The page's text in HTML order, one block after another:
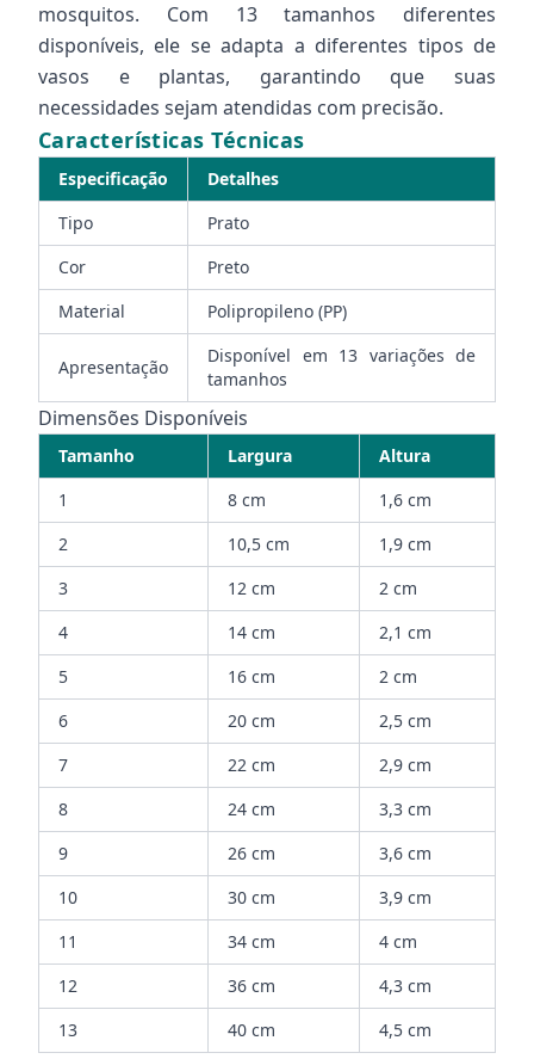
mosquitos. Com 13 tamanhos diferentes
disponíveis, ele se adapta a diferentes tipos de
vasos e plantas, garantindo que suas
necessidades sejam atendidas com precisão.
Características Técnicas
Especificação
Detalhes
Tipo
Prato
Cor
Preto
Material
Polipropileno (PP)
Apresentação
Disponível em 13 variações de
tamanhos
Dimensões Disponíveis
Tamanho Largura
Altura
1
8 cm
1,6 cm
2
10,5 cm
1,9 cm
3
12 cm
2 cm
4
14 cm
2,1 cm
5
16 cm
2 cm
6
20 cm
2,5 cm
7
22 cm
2,9 cm
8
24 cm
3,3 cm
9
26 cm
3,6 cm
10
30 cm
3,9 cm
11
34 cm
4 cm
12
36 cm
4,3 cm
13
40 cm 4,5 cm